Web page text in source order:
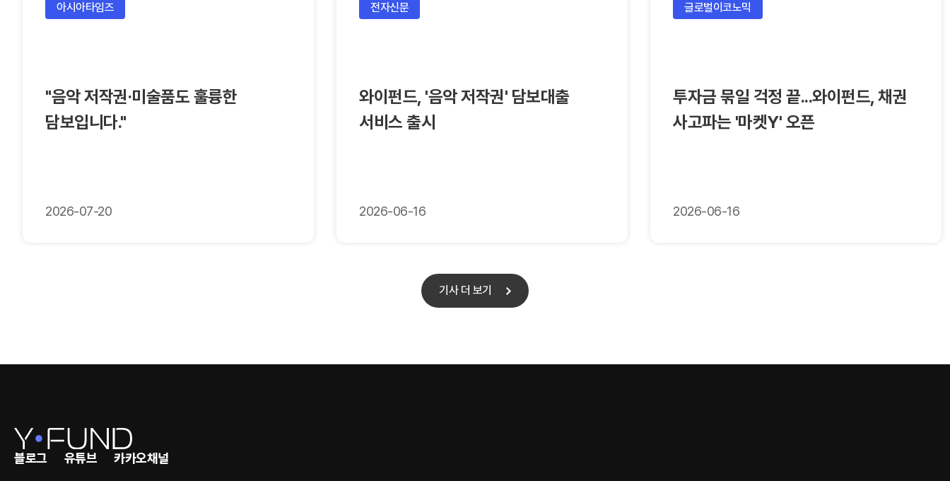
아시아타임즈
"음악 저작권·미술품도 훌륭한
담보입니다."
2026-07-20
전자신문
와이펀드, '음악 저작권' 담보대출
서비스 출시
2026-06-16
글로벌이코노믹
투자금 묶일 걱정 끝...와이펀드, 채권
사고파는 '마켓Y' 오픈
2026-06-16
기사 더 보기
블로그 유튜브 카카오채널